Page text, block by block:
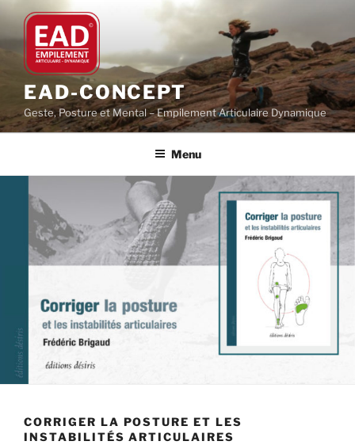
Aller
contenu
principal
EAD-CONCEPT
Geste, Posture et Mental – Empilement Articulaire Dynamique
Menu
CORRIGER LA POSTURE ET LES
INSTABILITÉS ARTICULAIRES